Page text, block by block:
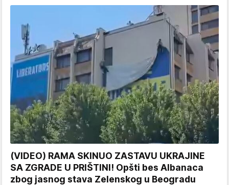
(VIDEO) RAMA SKINUO ZASTAVU UKRAJINE
SA ZGRADE U PRIŠTINI! Opšti bes Albanaca
zbog jasnog stava Zelenskog u Beogradu